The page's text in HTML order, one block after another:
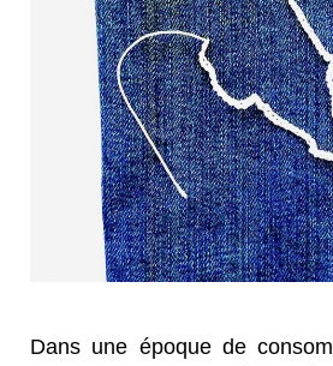
Dans une époque de